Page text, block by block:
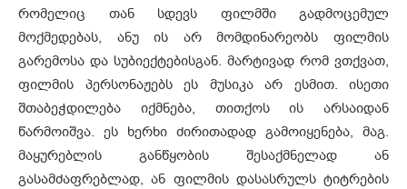
რომელიც თან სდევს ფილმში გადმოცემულ
მოქმედებას, ანუ ის არ მომდინარეობს ფილმის
გარემოსა და სუბიექტებისგან. მარტივად რომ ვთქვათ,
ფილმის პერსონაჟებს ეს მუსიკა არ ესმით. ისეთი
შთაბეჭდილება იქმნება, თითქოს ის არსაიდან
წარმოიშვა. ეს ხერხი ძირითადად გამოიყენება, მაგ.
მაყურებლის განწყობის შესაქმნელად ან
გასამძაფრებლად, ან ფილმის დასასრულს ტიტრების